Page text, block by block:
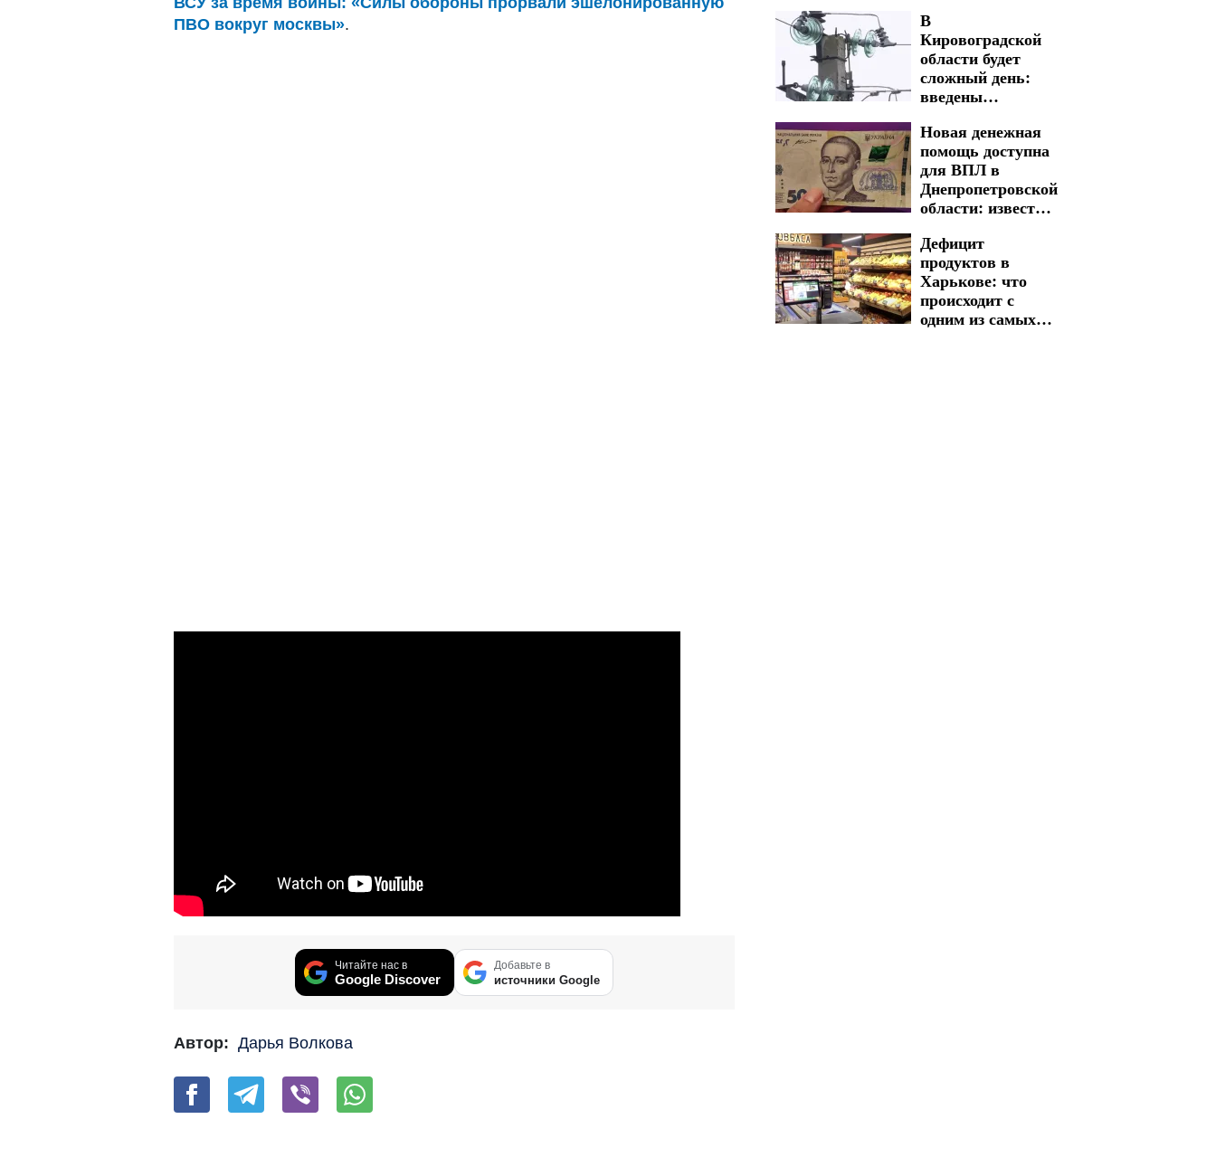
ПВО вокруг москвы».
Читайте нас в
Google Discover
Добавьте в
источники Google
Автор: Дарья Волкова
В
Кировоградской
области будет
сложный день:
введены
графики
отключения света
на 5 и 6 августа
Новая денежная
помощь доступна
для ВПЛ в
Днепропетровской
области: известны
размер выплат
Дефицит
продуктов в
Харькове: что
происходит с
одним из самых